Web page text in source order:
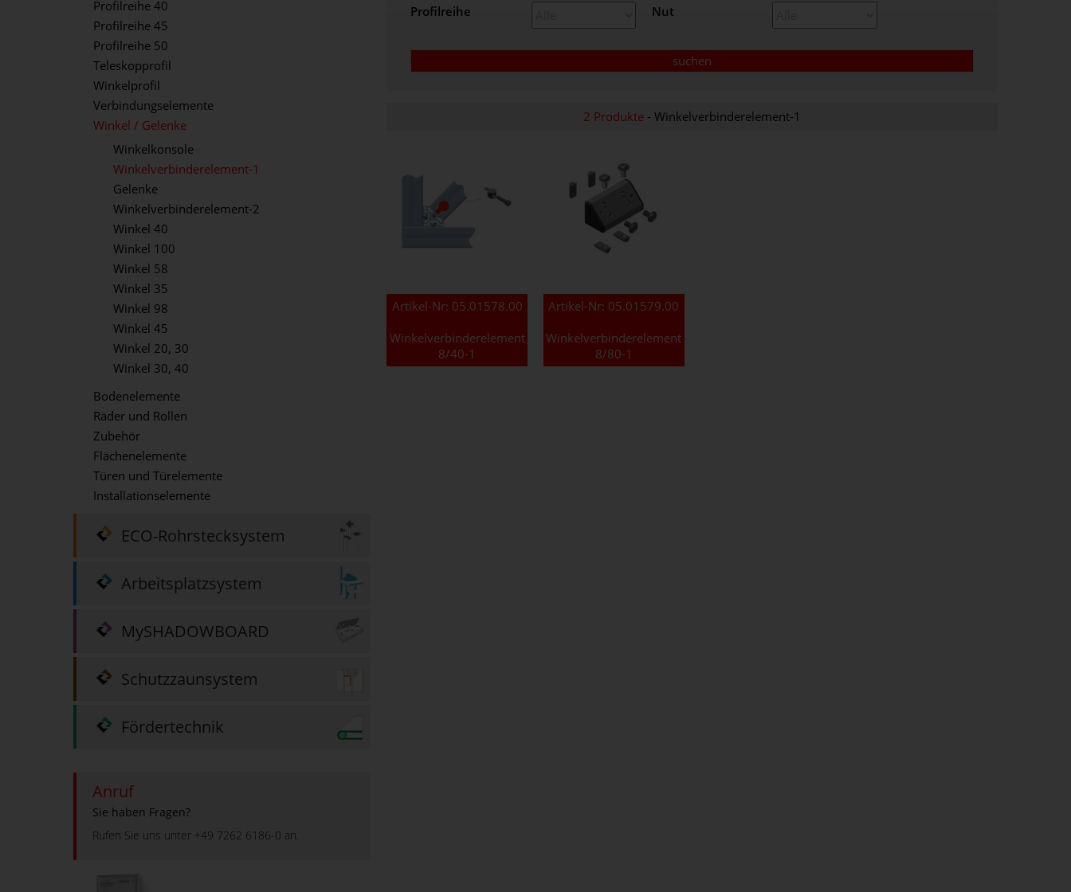
Profilreihe 40
Profilreihe 45
Profilreihe 50
Teleskopprofil
Winkelprofil
Verbindungselemente
Winkel / Gelenke
Winkelkonsole
Winkelverbinderelement-1
Gelenke
Winkelverbinderelement-2
Winkel 40
Winkel 100
Winkel 58
Winkel 35
Winkel 98
Winkel 45
Winkel 20, 30
Winkel 30, 40
Bodenelemente
Räder und Rollen
Zubehör
Flächenelemente
Türen und Türelemente
Installationselemente
ECO-Rohrstecksystem
Arbeitsplatzsystem
MySHADOWBOARD
Schutzzaunsystem
Fördertechnik
Anruf
Sie haben Fragen?
Rufen Sie uns unter +49 7262 6186-0 an.
Profilreihe
Nut
2 Produkte - Winkelverbinderelement-1
Artikel-Nr: 05.01578.00
Winkelverbinderelement
8/40-1
Artikel-Nr: 05.01579.00
Winkelverbinderelement
8/80-1